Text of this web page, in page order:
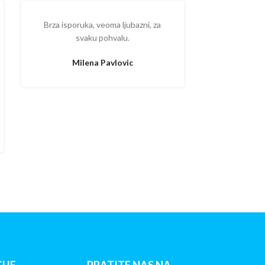
Brza isporuka, veoma ljubazni, za
svaku pohvalu.
Milena Pavlovic